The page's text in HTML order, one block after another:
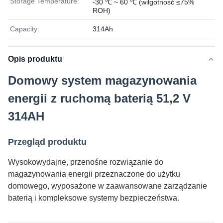
-30 ℃ ~ 60 ℃ (wilgotność ≤75%
ROH)
Capacity: 314Ah
Opis produktu
Domowy system magazynowania
energii z ruchomą baterią 51,2 V
314AH
Przegląd produktu
Wysokowydajne, przenośne rozwiązanie do
magazynowania energii przeznaczone do użytku
domowego, wyposażone w zaawansowane zarządzanie
baterią i kompleksowe systemy bezpieczeństwa.